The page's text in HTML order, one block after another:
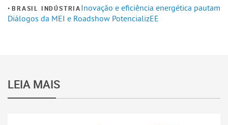
BRASIL INDÚSTRIAInovação e eficiência energética pautam
Diálogos da MEI e Roadshow PotencializEE
LEIA MAIS